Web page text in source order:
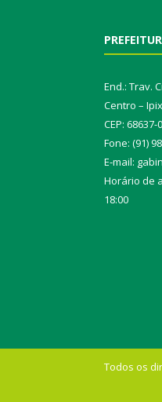
End.: Trav.
Centro –
CEP: 68637-
Fone: (91)
E-mail:
Horário de
18:00
Todos os